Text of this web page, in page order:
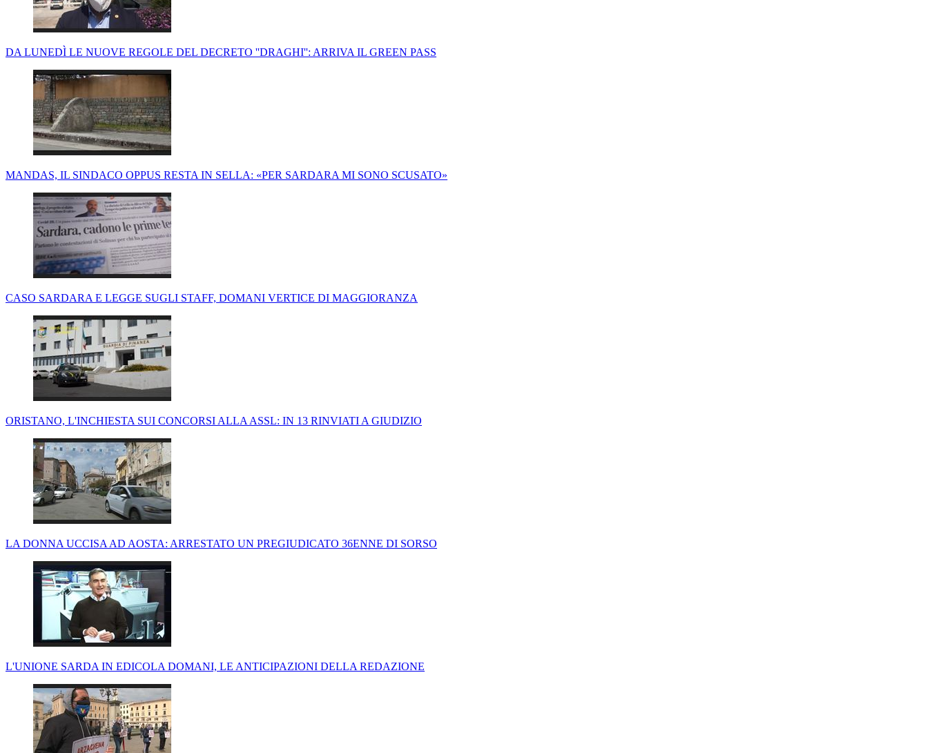
DA LUNEDÌ LE NUOVE REGOLE DEL DECRETO ''DRAGHI'': ARRIVA IL GREEN PASS
MANDAS, IL SINDACO OPPUS RESTA IN SELLA: «PER SARDARA MI SONO SCUSATO»
CASO SARDARA E LEGGE SUGLI STAFF, DOMANI VERTICE DI MAGGIORANZA
ORISTANO, L'INCHIESTA SUI CONCORSI ALLA ASSL: IN 13 RINVIATI A GIUDIZIO
LA DONNA UCCISA AD AOSTA: ARRESTATO UN PREGIUDICATO 36ENNE DI SORSO
L'UNIONE SARDA IN EDICOLA DOMANI, LE ANTICIPAZIONI DELLA REDAZIONE